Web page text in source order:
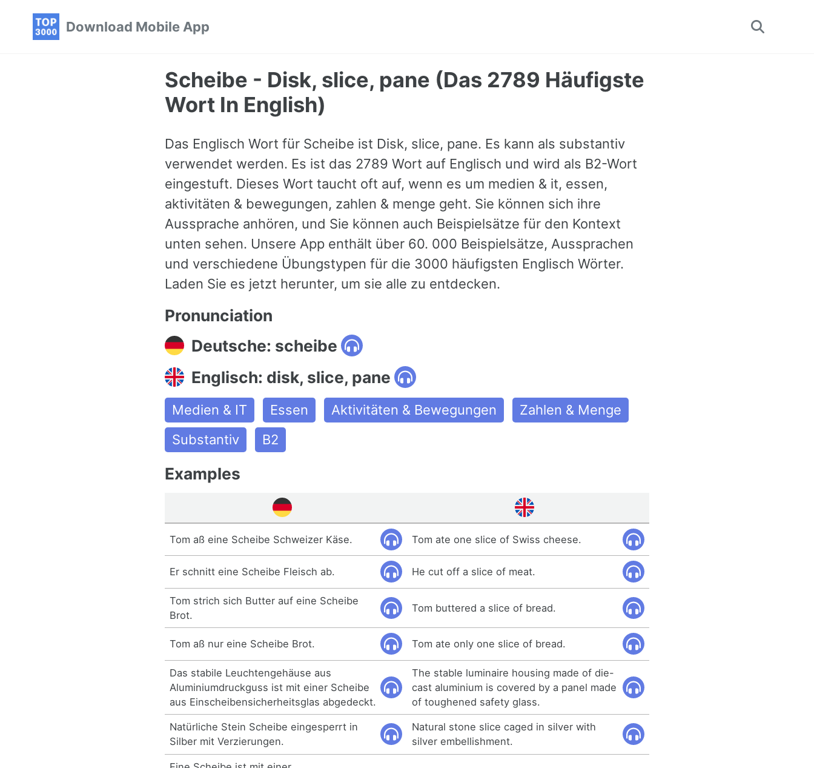
Download Mobile App
Toggle
Scheibe - Disk, slice, pane (Das 2789 Häufigste
Wort In English)
Das Englisch Wort für Scheibe ist Disk, slice, pane. Es kann als substantiv
verwendet werden. Es ist das 2789 Wort auf Englisch und wird als B2-Wort
eingestuft. Dieses Wort taucht oft auf, wenn es um medien & it, essen,
aktivitäten & bewegungen, zahlen & menge geht. Sie können sich ihre
Aussprache anhören, und Sie können auch Beispielsätze für den Kontext
unten sehen. Unsere App enthält über 60. 000 Beispielsätze, Aussprachen
und verschiedene Übungstypen für die 3000 häufigsten Englisch Wörter.
Laden Sie es jetzt herunter, um sie alle zu entdecken.
Pronunciation
Deutsche: scheibe
Englisch: disk, slice, pane
Medien & IT Essen Aktivitäten & Bewegungen
Zahlen & Menge
Substantiv
B2
Examples
Tom aß eine Scheibe Schweizer Käse. Tom ate one slice of Swiss cheese.
Er schnitt eine Scheibe Fleisch ab. He cut off a slice of meat.
Tom strich sich Butter auf eine Scheibe
Brot.
Tom buttered a slice of bread.
Tom aß nur eine Scheibe Brot. Tom ate only one slice of bread.
Das stabile Leuchtengehäuse aus
Aluminiumdruckguss ist mit einer Scheibe
aus Einscheibensicherheitsglas abgedeckt.
The stable luminaire housing made of die-
cast aluminium is covered by a panel made
of toughened safety glass.
Natürliche Stein Scheibe eingesperrt in
Silber mit Verzierungen.
Natural stone slice caged in silver with
silver embellishment.